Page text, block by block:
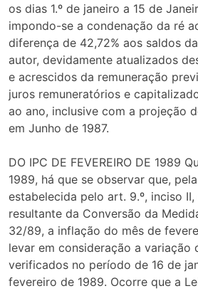
os dias 1.º de janeiro a 15 de
impondo-se a condenação da ré
diferença de 42,72% aos saldos
autor, devidamente atualizados
e acrescidos da remuneração
juros remuneratórios e
ao ano, inclusive com a projeção
em Junho de 1987.
DO IPC DE FEVEREIRO DE 1989
1989, há que se observar que,
estabelecida pelo art. 9.º, inciso
resultante da Conversão da
32/89, a inflação do mês de
levar em consideração a variação
verificados no período de 16 de
fevereiro de 1989. Ocorre que a